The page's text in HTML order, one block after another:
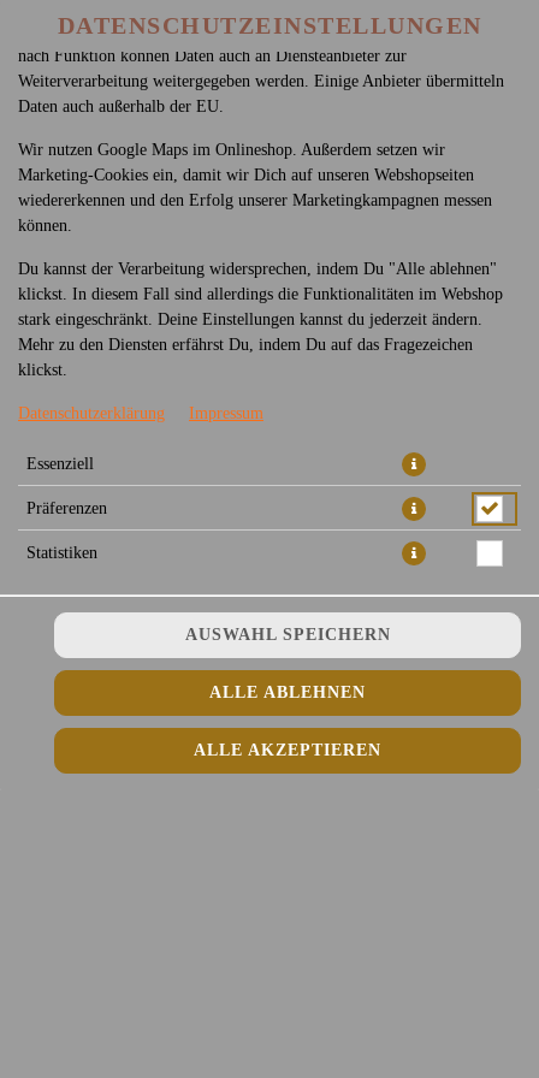
527 - BUN TOFU
mit Tofu, Salat, Röstzwiebeln und Erdnüssen Fisch-Limettensoße
(lauwarm)
14,50 € *
* Die Preise können nach Auswahl des Stores variieren.
DATENSCHUTZEINSTELLUNGEN
damit bei Deinem Besuch unseres Webshops auch alles funktioniert. Je
nach Funktion können Daten auch an Diensteanbieter zur
Weiterverarbeitung weitergegeben werden. Einige Anbieter übermitteln
Daten auch außerhalb der EU.
Wir nutzen Google Maps im Onlineshop. Außerdem setzen wir
Marketing-Cookies ein, damit wir Dich auf unseren Webshopseiten
wiedererkennen und den Erfolg unserer Marketingkampagnen messen
können.
Du kannst der Verarbeitung widersprechen, indem Du "Alle ablehnen"
klickst. In diesem Fall sind allerdings die Funktionalitäten im Webshop
stark eingeschränkt. Deine Einstellungen kannst du jederzeit ändern.
Mehr zu den Diensten erfährst Du, indem Du auf das Fragezeichen
klickst.
Datenschutzerklärung Impressum
Essenziell
Präferenzen
Statistiken
AUSWAHL SPEICHERN
ALLE ABLEHNEN
ALLE AKZEPTIEREN